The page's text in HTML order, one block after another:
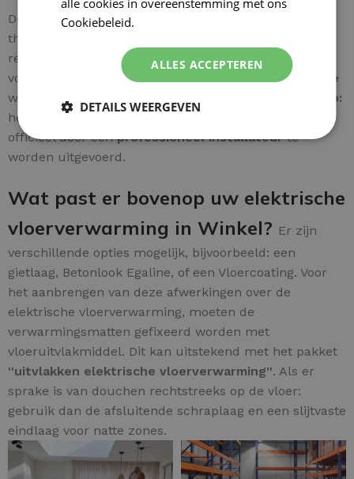
De bedrading is makkelijk te verbinden met de
thermostaat. De
rechtstreeks verbonden met dehuisinstallatie-aarde
voor een veilige installatie. Een
uitgebreide instructie
wordt meegeleverd voor extra gebruiksgemak.
Let op:
het aansluiten van elektrische installaties dient
officieel door eenprofessioneel installateurte
worden uitgevoerd.
Wat past er bovenop uw elektrische
vloerverwarming in Winkel? Er zijn
verschillende opties mogelijk, bijvoorbeeld: een
gietlaag, Betonlook Egaline, of een Vloercoating. Voor
het aanbrengen van deze afwerkingen over de
elektrische vloerverwarming, moeten de
verwarmingsmatten gefixeerd worden met
vloeruitvlakmiddel. Dit kan uitstekend met het pakket
''uitvlakken elektrische vloerverwarming''. Als er
sprake is van douchen rechtstreeks op de vloer:
gebruik dan de afsluitende schraplaag en een slijtvaste
eindlaag voor natte zones.
alle cookies in overeenstemming met ons
Cookiebeleid.
ALLES ACCEPTEREN
DETAILS WEERGEVEN